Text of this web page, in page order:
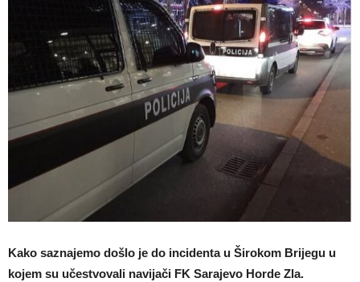
Kako saznajemo došlo je do incidenta u Širokom Brijegu u
kojem su učestvovali navijači FK Sarajevo Horde Zla.